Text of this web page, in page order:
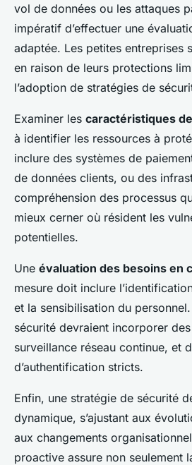
vol de données ou les attaques
impératif d’effectuer une
adaptée. Les petites entreprises
en raison de leurs protections
l’adoption de stratégies de
Examiner les caractéristiques
à identifier les ressources à
inclure des systèmes de
de données clients, ou des
compréhension des processus
mieux cerner où résident les
potentielles.
Une évaluation des besoins en
mesure doit inclure
et la sensibilisation du
sécurité devraient incorporer
surveillance réseau continue, et
d’authentification stricts.
Enfin, une stratégie de sécurité
dynamique, s’ajustant aux
aux changements
proactive assure non seulement